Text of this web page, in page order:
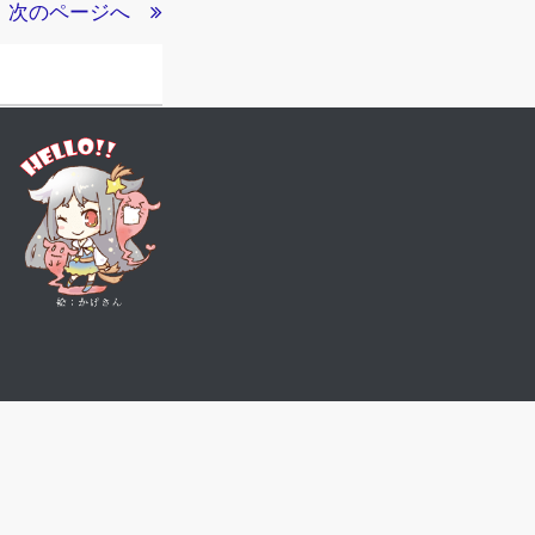
次のページへ